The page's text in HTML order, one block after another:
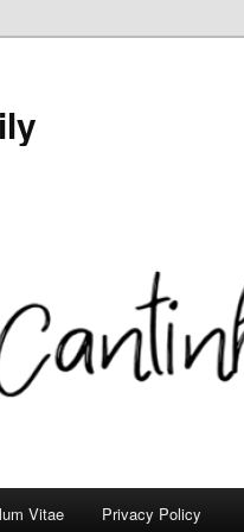
Vitae Privacy Policy